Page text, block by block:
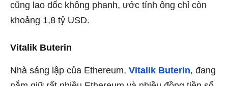
cũng lao dốc không phanh, ước tính ông chỉ còn
khoảng 1,8 tỷ USD.
Vitalik Buterin
Nhà sáng lập của Ethereum, Vitalik Buterin, đang